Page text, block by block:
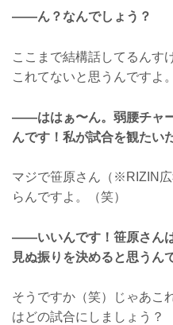
――ん？なんでしょう？
ここまで結構話してるんす
これてないと思うんですよ。
――ははぁ〜ん。弱腰チャ
んです！私が試合を観たい
マジで笹原さん（※RIZIN
らんですよ。（笑）
――いいんです！笹原さん
見ぬ振りを決めると思うん
そうですか（笑）じゃあこ
はどの試合にしましょう？